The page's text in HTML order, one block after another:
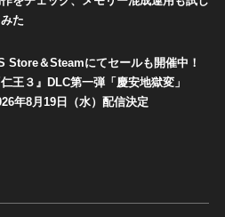
た
Store＆Steamにてセールも開催中！
仁王３』DLC第一弾「慶安地獄変」
年8月19日（水）配信決定